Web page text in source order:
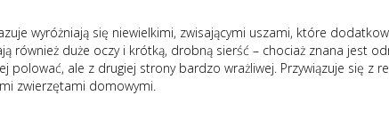
wyróżniają się niewielkimi, zwisającymi uszami, które
również duże oczy i krótką, drobną sierść – chociaż znana jest
polować, ale z drugiej strony bardzo wrażliwej. Przywiązuje się z
zwierzętami domowymi.